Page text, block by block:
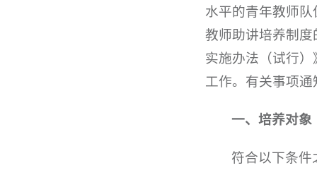
水平的青年教师
教师助讲培养制
实施办法（试行
工作。有关事项通
一、培养对象
符合以下条件